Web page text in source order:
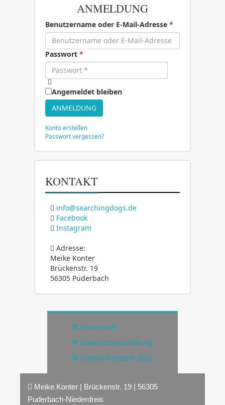
ANMELDUNG
Benutzername oder E-Mail-Adresse *
Passwort *
Angemeldet bleiben
ANMELDUNG
Konto erstellen
Passwort vergessen?
KONTAKT
info@searchingdogs.de
Facebook
Instagram
Adresse:
Meike Konter
Brückenstr. 19
56305 Puderbach
Impressum
Datenschutzerklärung
Cookie-Richtlinie (EU)
Meike Konter | Brückenstr. 19 | 56305
Puderbach-Niederdreis